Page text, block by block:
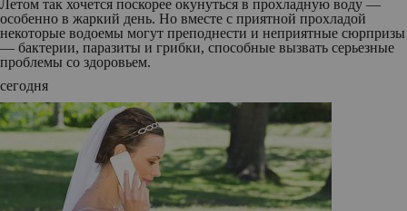
Летом так хочется поскорее окунуться в прохладную воду —
особенно в жаркий день. Но вместе с приятной прохладой
некоторые водоемы могут преподнести и неприятные сюрпризы
— бактерии, паразиты и грибки, способные вызвать серьезные
проблемы со здоровьем.
сегодня